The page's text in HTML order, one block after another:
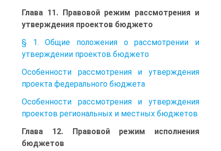
Глава 11. Правовой режим рассмотрения и
утверждения проектов бюджето
§ 1. Общие положения о рассмотрении и
утверждении проектов бюджето
Особенности рассмотрения и утверждения
проекта федерального бюджета
Особенности рассмотрения и утверждения
проектов региональных и местных бюджетов
Глава 12. Правовой режим исполнения
бюджетов